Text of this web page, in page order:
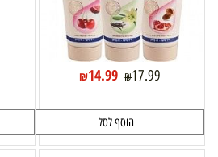
₪17.99
₪14.99
הוסף לסל